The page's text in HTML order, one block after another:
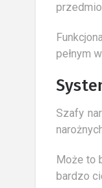
pełnym
Szafy
Może to
bardzo